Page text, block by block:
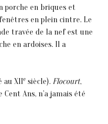
porche en briques et
en plein cintre. Le
travée de la nef est une
en ardoises. Il a
XIIe siècle). Flocourt,
Ans, n’a jamais été